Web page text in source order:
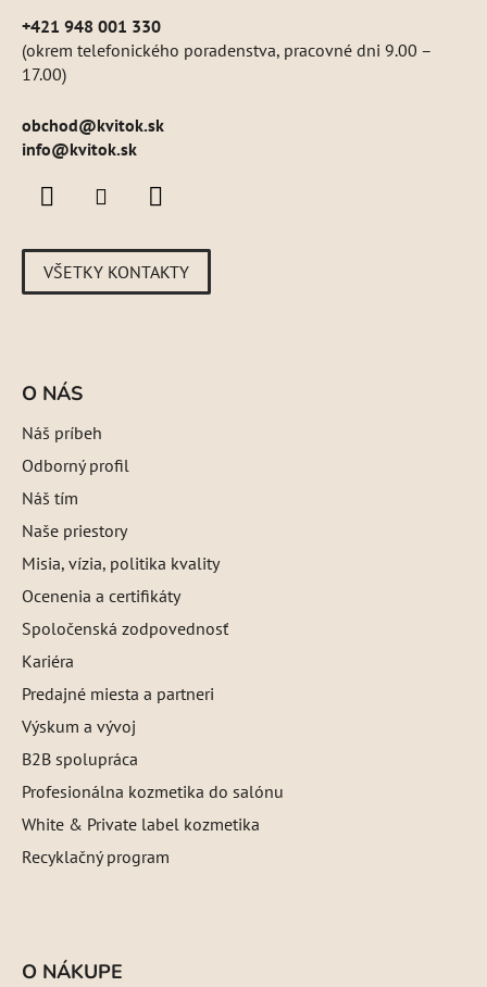
+421 948 001 330
(okrem telefonického poradenstva, pracovné dni 9.00 –
17.00)
obchod@kvitok.sk
info@kvitok.sk
VŠETKY KONTAKTY
O NÁS
Náš príbeh
Odborný profil
Náš tím
Naše priestory
Misia, vízia, politika kvality
Ocenenia a certifikáty
Spoločenská zodpovednosť
Kariéra
Predajné miesta a partneri
Výskum a vývoj
B2B spolupráca
Profesionálna kozmetika do salónu
White & Private label kozmetika
Recyklačný program
O NÁKUPE